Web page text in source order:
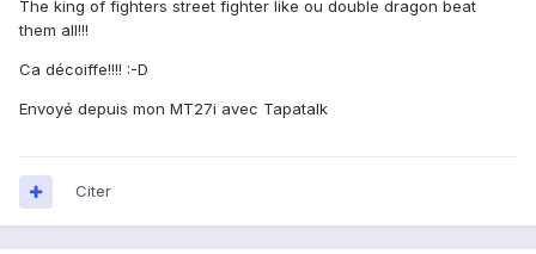
The king of fighters street fighter like ou double dragon beat
them all!!!
Ca décoiffe!!!! :-D
Envoyé depuis mon MT27i avec Tapatalk
Citer